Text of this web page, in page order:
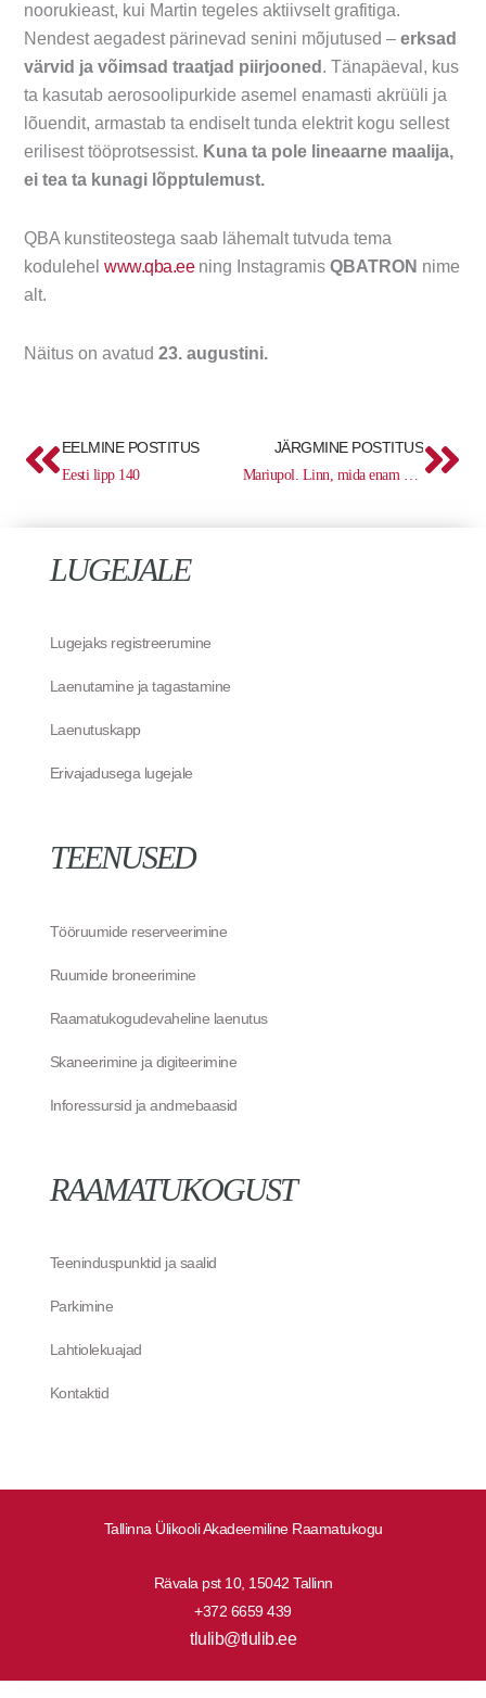
noorukieast, kui Martin tegeles aktiivselt grafitiga.
Nendest aegadest pärinevad senini mõjutused –erksad
värvid ja võimsad traatjad piirjooned . Tänapäeval, kus
ta kasutab aerosoolipurkide asemel enamasti akrüüli ja
lõuendit, armastab ta endiselt tunda elektrit kogu sellest
erilisest tööprotsessist. Kuna ta pole lineaarne maalija,
ei tea ta kunagi lõpptulemust.
QBA kunstiteostega saab lähemalt tutvuda tema
kodulehelwww.qba.eening InstagramisQBATRON nime
alt.
Näitus on avatud23. augustini.
Prev
EELMINE POSTITUS
Eesti lipp 140
JÄRGMINE POSTITUS
Mariupol. Linn, mida enam ei ole
Tallinna Ülikooli Akadeemiline Raamatukogu
Rävala pst 10, 15042 Tallinn
+372 6659 439
tlulib@tlulib.ee
LUGEJALE
Lugejaks registreerumine
Laenutamine ja tagastamine
Laenutuskapp
Erivajadusega lugejale
TEENUSED
Tööruumide reserveerimine
Ruumide broneerimine
Raamatukogudevaheline laenutus
Skaneerimine ja digiteerimine
Inforessursid ja andmebaasid
RAAMATUKOGUST
Teeninduspunktid ja saalid
Parkimine
Lahtiolekuajad
Kontaktid